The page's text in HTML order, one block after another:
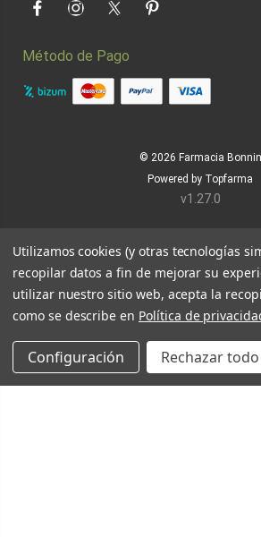
FacebookInstagramTwitter Pinterest
Método de Pago
© 2026 Farmacia Bonnin
Powered by Topfarma
v1.27.0
Utilizamos cookies (y otras tecnologías
recopilar datos a fin de mejorar su
utilizar nuestro sitio web, acepta la
como se describe en Política de
Configuración Rechazar todo